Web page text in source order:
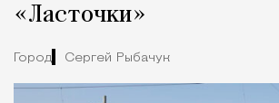
«Ласточки»
Город Сергей Рыбачук